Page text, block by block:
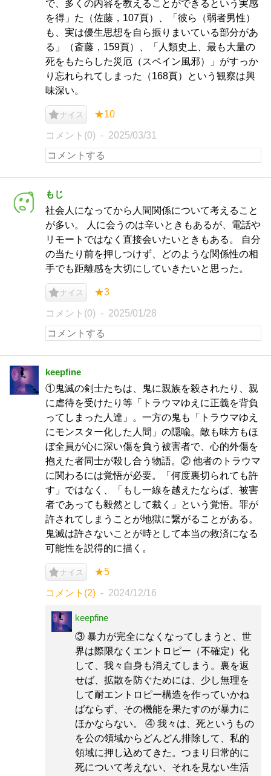
で、多くの内容を教えることができるという実感
を得」た（佐藤，107頁）、「彼ら（弱者男性）
も、実は優生思想を自ら振りまいている部分があ
る」（斎藤，159頁）、「人類史上、最も大量の
死をもたらした災厄（スペイン風邪）」がすっか
り忘れられてしまった（168頁）という観察は興
味深い。
ナイス ★10
コメント(0) 2025/03/31
もじ
社会人になってから人間関係について考えること
が多い。 人に会うのは辛いときもあるが、電話や
リモートではなく直接会いたいときもある。 自分
の当たり前を押しつけず、どのような関係性の相
手でも距離感を大切にしていきたいと思った。
ナイス ★3
コメント(0) 2025/01/28
keepfine
①鬼滅の剣士たちは、鬼に親族を殺されたり、親
に虐待を受けたり等「トラウマゆえに正義を背負
ってしまった人達」。一方の鬼も「トラウマゆえ
にモンスター化した人間」の隠喩。敵も味方もほ
ぼ全員が心に深い傷を負う被害者で、心的外傷を
抱えた者同士が殺し合う物語。② 他者のトラウマ
に関わるには覚悟が必要。「何度裏切られても許
す」ではなく、「もし一線を越えたならば、被害
者であっても毅然として裁く」という覚悟。罪が
許されてしまうことが地獄に繋がることがある。
鬼滅は許さないことが時として本当の救済になる
可能性を説得的に描く。
ナイス ★5
コメント(2) 2024/12/16
keepfine
③ 暴力が完全になくなってしまうと、世
界は際限なくエントロピー（不確定）化
して、我々自身も消えてしまう。裏を返
せば、拡散を防ぐためには、少し無理を
して耐エントロピー構造を作っていかね
ばならず、その機能を果たすのが暴力に
ほかならない。 ④ 我々は、死というもの
を公の領域からどんどん排除して、私的
領域に押し込めてきた。つまり日常的に
死について考えない、それを見ない生活